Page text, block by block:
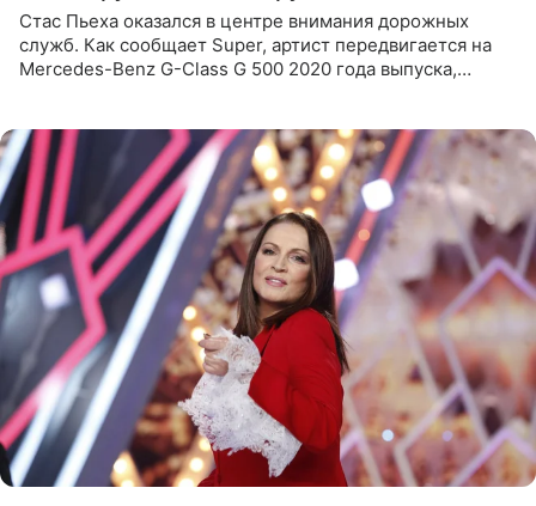
Стас Пьеха оказался в центре внимания дорожных
служб. Как сообщает Super, артист передвигается на
Mercedes-Benz G-Class G 500 2020 года выпуска,